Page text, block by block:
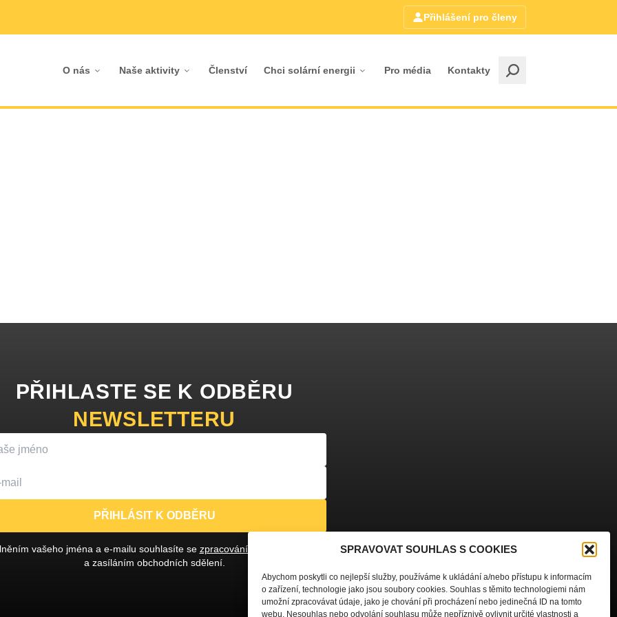
SPRAVOVAT SOUHLAS S COOKIES
Abychom poskytli co nejlepší služby, používáme k ukládání a/nebo přístupu k informacím
o zařízení, technologie jako jsou soubory cookies. Souhlas s těmito technologiemi nám
umožní zpracovávat údaje, jako je chování při procházení nebo jedinečná ID na tomto
webu. Nesouhlas nebo odvolání souhlasu může nepříznivě ovlivnit určité vlastnosti a
Přihlášení pro členy
O nás Naše aktivity Členství Chci solární energii Pro média Kontakty
PŘIHLASTE SE K ODBĚRU
NEWSLETTERU
PŘIHLÁSIT K ODBĚRU
vašeho jména a e-mailu souhlasíte se zpracováním osobních údajů
a zasíláním obchodních sdělení.